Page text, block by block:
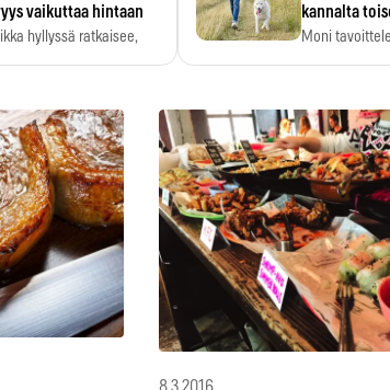
vaikuttaa hintaan
hyllyssä ratkaisee,
kannalta
Moni
8.3.2016